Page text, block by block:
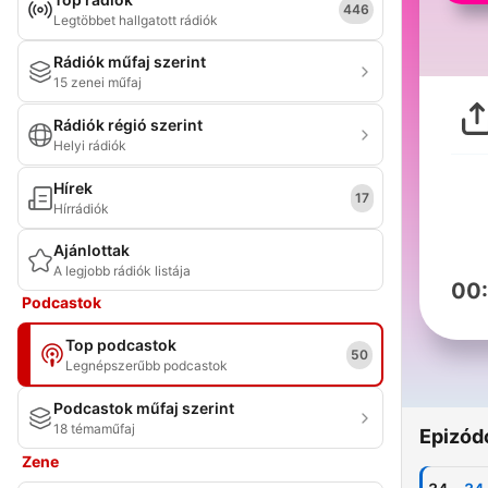
Legtöbbet hallgatott rádiók
446
Rádiók műfaj szerint
15 zenei műfaj
Rádiók régió szerint
Helyi rádiók
Hírek
Hírrádiók
17
Ajánlottak
A legjobb rádiók listája
Podcastok
Top podcastok
Legnépszerűbb podcastok
50
Podcastok műfaj szerint
18 témaműfaj
Zene